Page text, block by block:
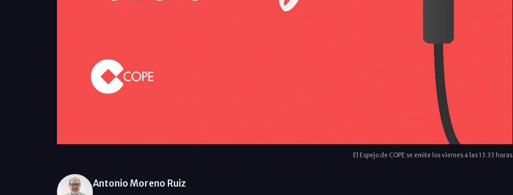
El Espejo de COPE se emite los viernes a las 13.33 horas
Antonio Moreno Ruiz